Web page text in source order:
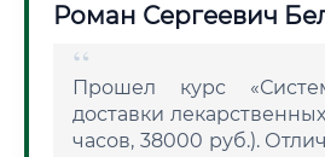
Роман Сергеевич
Прошел курс
доставки
часов, 38000 руб.).